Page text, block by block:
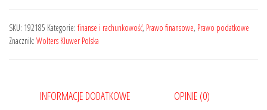
-
Nr
SKU: 192185 Kategorie: finanse i rachunkowość, Prawo finansowe, Prawo podatkowe
Znacznik: Wolters Kluwer Polska
INFORMACJE DODATKOWE OPINIE (0)